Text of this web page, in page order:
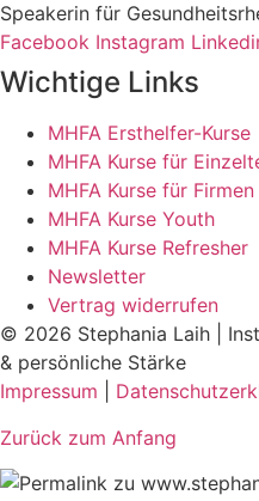
Speakerin für
Facebook Instagram
Wichtige Links
MHFA Ersthelfer-Kurse
MHFA Kurse für
MHFA Kurse für
MHFA Kurse Youth
MHFA Kurse Refresher
Newsletter
Vertrag widerrufen
© 2026 Stephania Laih |
& persönliche Stärke
Impressum
Zurück zum Anfang